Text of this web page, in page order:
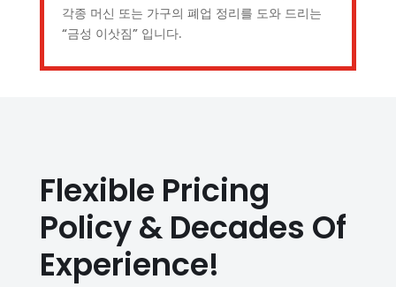
각종 머신 또는 가구의 폐업 정리를 도와 드리는
“금성 이삿짐” 입니다.
Flexible Pricing
Policy & Decades Of
Experience!